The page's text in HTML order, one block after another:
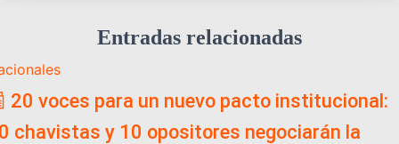
Entradas relacionadas
20 voces para un nuevo pacto institucional:
chavistas y 10 opositores negociarán la